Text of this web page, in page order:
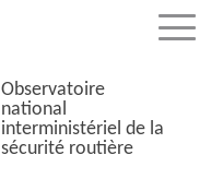
Menu
Observatoire
national
interministériel de la
sécurité routière